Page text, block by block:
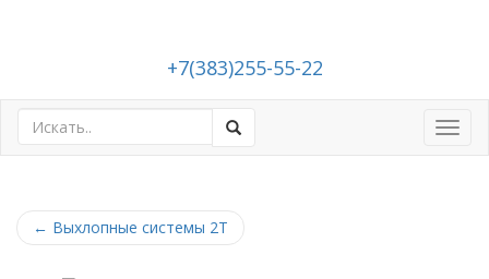
+7(383)255-55-22
← Выхлопные системы 2Т